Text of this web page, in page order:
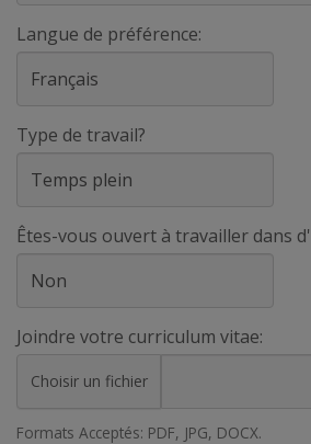
Langue de préférence:
Type de travail?
Êtes-vous ouvert à travailler dans
Joindre votre curriculum vitae:
Choisir un fichier
Formats Acceptés: PDF, JPG, DOCX.